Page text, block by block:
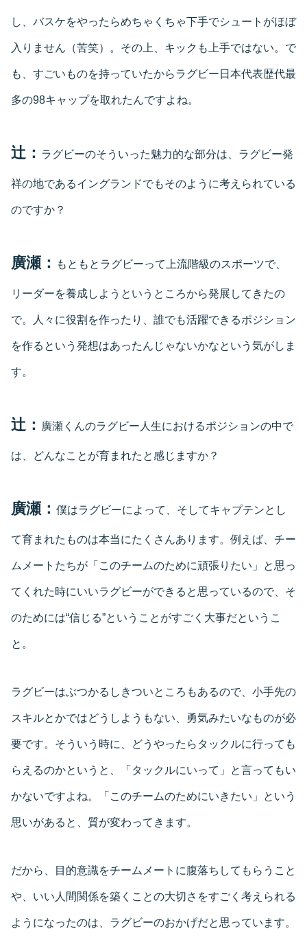
し、バスケをやったらめちゃくちゃ下手でシュートがほぼ
入りません（苦笑）。その上、キックも上手ではない。で
も、すごいものを持っていたからラグビー日本代表歴代最
多の98キャップを取れたんですよね。
辻： ラグビーのそういった魅力的な部分は、ラグビー発
祥の地であるイングランドでもそのように考えられている
のですか？
廣瀬： もともとラグビーって上流階級のスポーツで、
リーダーを養成しようというところから発展してきたの
で。人々に役割を作ったり、誰でも活躍できるポジション
を作るという発想はあったんじゃないかなという気がしま
す。
辻： 廣瀬くんのラグビー人生におけるポジションの中で
は、どんなことが育まれたと感じますか？
廣瀬： 僕はラグビーによって、そしてキャプテンとし
て育まれたものは本当にたくさんあります。例えば、チー
ムメートたちが「このチームのために頑張りたい」と思っ
てくれた時にいいラグビーができると思っているので、そ
のためには“信じる”ということがすごく大事だというこ
と。
ラグビーはぶつかるしきついところもあるので、小手先の
スキルとかではどうしようもない、勇気みたいなものが必
要です。そういう時に、どうやったらタックルに行っても
らえるのかというと、「タックルにいって」と言ってもい
かないですよね。「このチームのためにいきたい」という
思いがあると、質が変わってきます。
だから、目的意識をチームメートに腹落ちしてもらうこと
や、いい人間関係を築くことの大切さをすごく考えられる
ようになったのは、ラグビーのおかげだと思っています。